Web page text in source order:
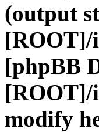
(output
[ROOT]/
[phpBB
[ROOT]/
modify